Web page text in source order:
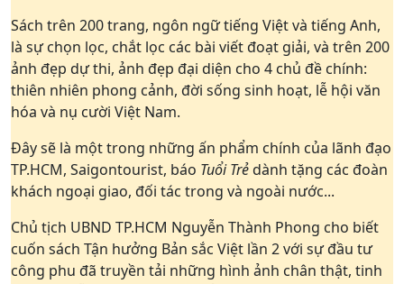
Sách trên 200 trang, ngôn ngữ tiếng Việt và tiếng Anh,
là sự chọn lọc, chắt lọc các bài viết đoạt giải, và trên 200
ảnh đẹp dự thi, ảnh đẹp đại diện cho 4 chủ đề chính:
thiên nhiên phong cảnh, đời sống sinh hoạt, lễ hội văn
hóa và nụ cười Việt Nam.
Đây sẽ là một trong những ấn phẩm chính của lãnh đạo
TP.HCM, Saigontourist, báo Tuổi Trẻdành tặng các đoàn
khách ngoại giao, đối tác trong và ngoài nước...
Chủ tịch UBND TP.HCM Nguyễn Thành Phong cho biết
cuốn sách Tận hưởng Bản sắc Việt lần 2 với sự đầu tư
công phu đã truyền tải những hình ảnh chân thật, tinh